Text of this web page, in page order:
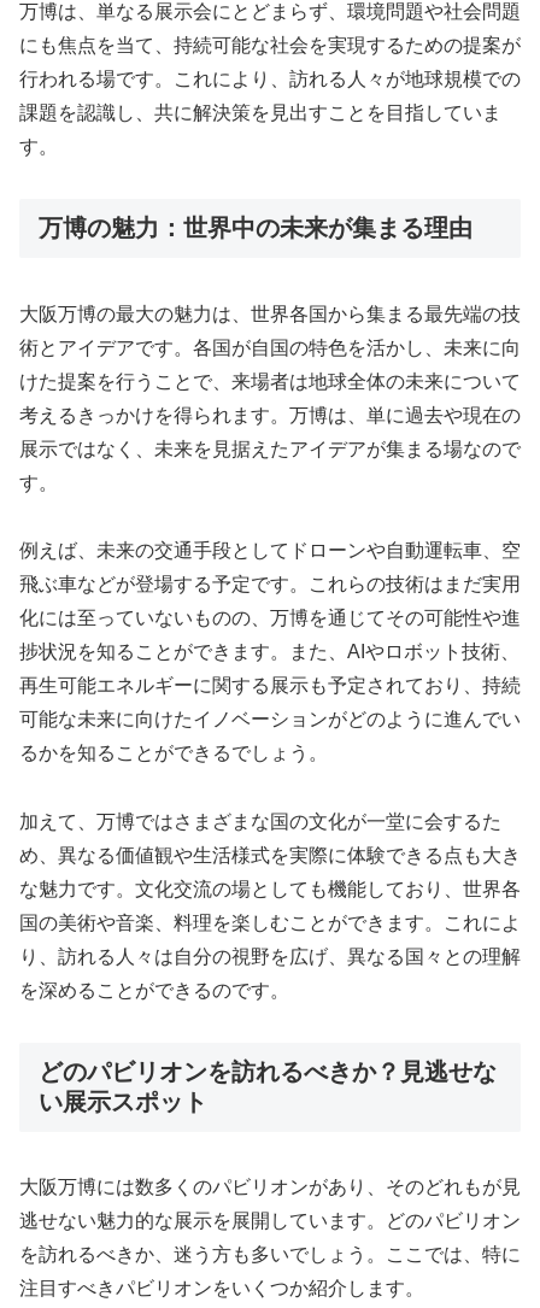
万博は、単なる展示会にとどまらず、環境問題や社会問題
にも焦点を当て、持続可能な社会を実現するための提案が
行われる場です。これにより、訪れる人々が地球規模での
課題を認識し、共に解決策を見出すことを目指していま
す。
万博の魅力：世界中の未来が集まる理由
大阪万博の最大の魅力は、世界各国から集まる最先端の技
術とアイデアです。各国が自国の特色を活かし、未来に向
けた提案を行うことで、来場者は地球全体の未来について
考えるきっかけを得られます。万博は、単に過去や現在の
展示ではなく、未来を見据えたアイデアが集まる場なので
す。
例えば、未来の交通手段としてドローンや自動運転車、空
飛ぶ車などが登場する予定です。これらの技術はまだ実用
化には至っていないものの、万博を通じてその可能性や進
捗状況を知ることができます。また、AIやロボット技術、
再生可能エネルギーに関する展示も予定されており、持続
可能な未来に向けたイノベーションがどのように進んでい
るかを知ることができるでしょう。
加えて、万博ではさまざまな国の文化が一堂に会するた
め、異なる価値観や生活様式を実際に体験できる点も大き
な魅力です。文化交流の場としても機能しており、世界各
国の美術や音楽、料理を楽しむことができます。これによ
り、訪れる人々は自分の視野を広げ、異なる国々との理解
を深めることができるのです。
どのパビリオンを訪れるべきか？見逃せな
い展示スポット
大阪万博には数多くのパビリオンがあり、そのどれもが見
逃せない魅力的な展示を展開しています。どのパビリオン
を訪れるべきか、迷う方も多いでしょう。ここでは、特に
注目すべきパビリオンをいくつか紹介します。